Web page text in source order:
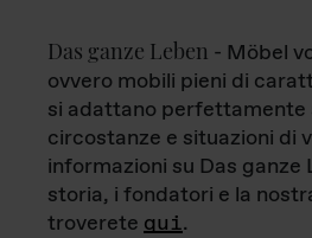
Das ganze Leben - Möbel
ovvero mobili pieni di
si adattano perfettamente
circostanze e situazioni di
informazioni su Das ganze
storia, i fondatori e la
troverete qui.